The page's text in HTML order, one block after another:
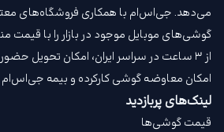
می‌دهد. جی‌اس‌ام با همکاری فروشگاه‌های
گوشی‌های موبایل موجود در بازار را با قیمت‌
از ۳ ساعت در سراسر ایران، امکان تحویل
امکان معاوضه گوشی کارکرده و بیمه
لینک‌های پربازدید
قیمت گوشی‌ها